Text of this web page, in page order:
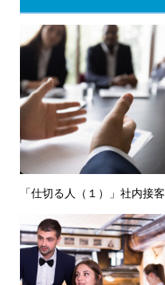
「仕切る人（１）」社内接客